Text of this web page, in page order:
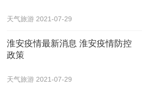
天气旅游 2021-07-29
淮安疫情最新消息 淮安疫情防控
政策
天气旅游 2021-07-29